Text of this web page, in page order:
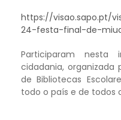
https://visao.sapo.pt/
24-festa-final-de-
Participaram
cidadania, organizada
de Bibliotecas
todo o país e de todos